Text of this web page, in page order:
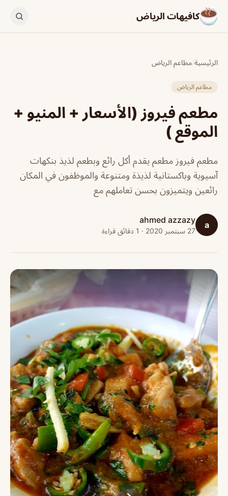
كافيهات الرياض
الرئيسية/مطاعم الرياض
مطاعم الرياض
مطعم فيروز (الأسعار + المنيو +
الموقع )
مطعم فيروز مطعم يقدم أكل رائع وبطعم لذيذ بنكهات
آسيوية وباكستانية لذيذة ومتنوعة والموظفون في المكان
رائعين ويتميزون بحسن تعاملهم مع
a
ahmed azzazy
27 سبتمبر 2020 · 1 دقائق قراءة